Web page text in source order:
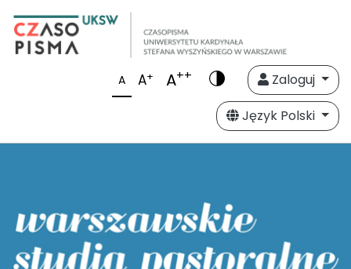
A A+ A++
Zaloguj
Język Polski